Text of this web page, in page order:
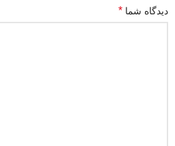
دیدگاه شما *